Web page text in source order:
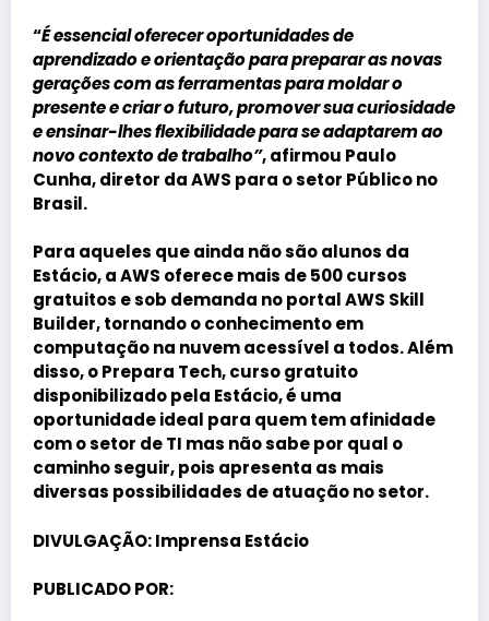
“É essencial oferecer oportunidades de
aprendizado e orientação para preparar as novas
gerações com as ferramentas para moldar o
presente e criar o futuro, promover sua curiosidade
e ensinar-lhes flexibilidade para se adaptarem ao
novo contexto de trabalho”, afirmou Paulo
Cunha, diretor da AWS para o setor Público no
Brasil.
Para aqueles que ainda não são alunos da
Estácio, a AWS oferece mais de 500 cursos
gratuitos e sob demanda no portal AWS Skill
Builder, tornando o conhecimento em
computação na nuvem acessível a todos. Além
disso, o Prepara Tech, curso gratuito
disponibilizado pela Estácio, é uma
oportunidade ideal para quem tem afinidade
com o setor de TI mas não sabe por qual o
caminho seguir, pois apresenta as mais
diversas possibilidades de atuação no setor.
DIVULGAÇÃO:Imprensa Estácio
PUBLICADO POR: